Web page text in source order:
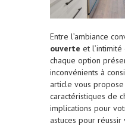
Entre l’ambiance
ouverte et l’intimité
chaque option
inconvénients à
article vous
caractéristiques de
implications pour
astuces pour